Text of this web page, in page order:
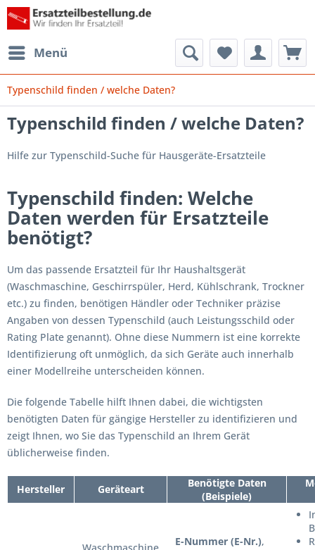
Menü
Typenschild finden / welche Daten?
Typenschild finden / welche Daten?
Hilfe zur Typenschild-Suche für Hausgeräte-Ersatzteile
Typenschild finden: Welche
Daten werden für Ersatzteile
benötigt?
Um das passende Ersatzteil für Ihr Haushaltsgerät
(Waschmaschine, Geschirrspüler, Herd, Kühlschrank, Trockner
etc.) zu finden, benötigen Händler oder Techniker präzise
Angaben von dessen Typenschild (auch Leistungsschild oder
Rating Plate genannt). Ohne diese Nummern ist eine korrekte
Identifizierung oft unmöglich, da sich Geräte auch innerhalb
einer Modellreihe unterscheiden können.
Die folgende Tabelle hilft Ihnen dabei, die wichtigsten
benötigten Daten für gängige Hersteller zu identifizieren und
zeigt Ihnen, wo Sie das Typenschild an Ihrem Gerät
üblicherweise finden.
Hersteller Geräteart
Benötigte Daten
(Beispiele)
E-Nummer (E-Nr.),